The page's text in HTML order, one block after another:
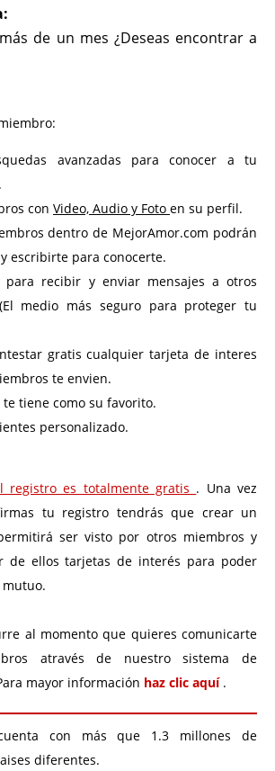
de un mes ¿Deseas encontrar a
avanzadas para conocer a tu
con Video, Audio y Foto en su perfil.
dentro de MejorAmor.com podrán
escribirte para conocerte.
para recibir y enviar mensajes a otros
medio más seguro para proteger tu
gratis cualquier tarjeta de interes
te envien.
tiene como su favorito.
personalizado.
registro es totalmente gratis . Una vez
tu registro tendrás que crear un
ser visto por otros miembros y
de ellos tarjetas de interés para poder
al momento que quieres comunicarte
através de nuestro sistema de
mayor información haz clic aquí .
cuenta con más que 1.3 millones de
diferentes.